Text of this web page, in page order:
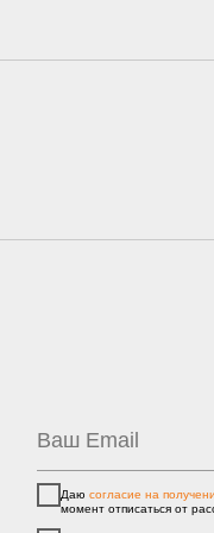
Даю согласие на
момент отписаться от